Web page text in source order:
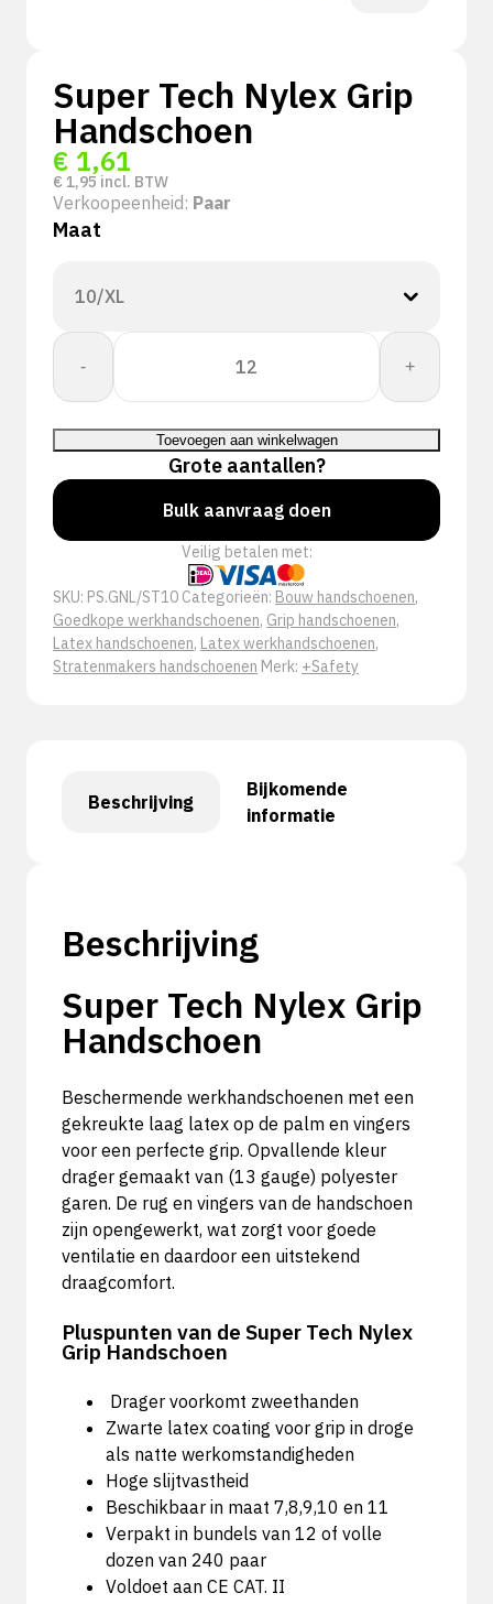
Super Tech Nylex Grip
Handschoen
€ 1,61
€ 1,95 incl. BTW
Verkoopeenheid: Paar
Maat
-
Super
Tech
Nylex
Grip
Handschoen
aantal
+
Toevoegen aan winkelwagen
Grote aantallen?
Bulk aanvraag doen
Veilig betalen met:
SKU: PS.GNL/ST10 Categorieën: Bouw handschoenen,
Goedkope werkhandschoenen, Grip handschoenen,
Latex handschoenen, Latex werkhandschoenen,
Stratenmakers handschoenen Merk: +Safety
Beschrijving
Bijkomende
informatie
Beschrijving
Super Tech Nylex Grip
Handschoen
Beschermende werkhandschoenen met een
gekreukte laag latex op de palm en vingers
voor een perfecte grip. Opvallende kleur
drager gemaakt van (13 gauge) polyester
garen. De rug en vingers van de handschoen
zijn opengewerkt, wat zorgt voor goede
ventilatie en daardoor een uitstekend
draagcomfort.
Pluspunten van de Super Tech Nylex
Grip Handschoen
Drager voorkomt zweethanden
Zwarte latex coating voor grip in droge
als natte werkomstandigheden
Hoge slijtvastheid
Beschikbaar in maat 7,8,9,10 en 11
Verpakt in bundels van 12 of volle
dozen van 240 paar
Voldoet aan CE CAT. II